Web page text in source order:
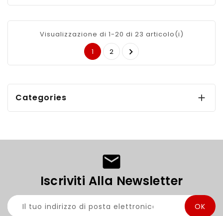
Visualizzazione di 1-20 di 23 articolo(i)
1
2 
Categories 
Iscriviti Alla Newsletter